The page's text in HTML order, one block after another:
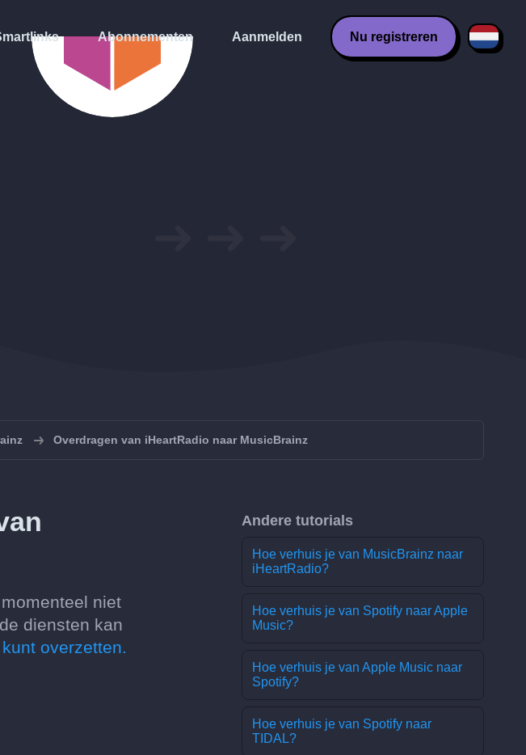
Abonnementen Aanmelden Nu registreren
Overdragen van iHeartRadio naar MusicBrainz
niet
diensten kan
overzetten.
Andere tutorials
Hoe verhuis je van MusicBrainz naar
iHeartRadio?
Hoe verhuis je van Spotify naar Apple
Music?
Hoe verhuis je van Apple Music naar
Spotify?
Hoe verhuis je van Spotify naar
TIDAL?